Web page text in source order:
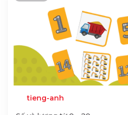
tieng-anh